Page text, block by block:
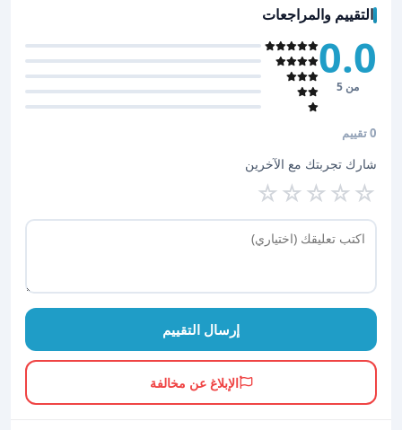
التقييم والمراجعات
0.0
من 5
0 تقييم
شارك تجربتك مع الآخرين
☆
☆
☆
☆
☆
إرسال التقييم
الإبلاغ عن مخالفة